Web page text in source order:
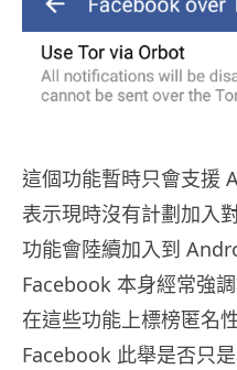
這個功能暫時只會支援
表示現時沒有計劃加入
功能會陸續加入到
Facebook 本身經常強
在這些功能上標榜匿名
Facebook 此舉是否只